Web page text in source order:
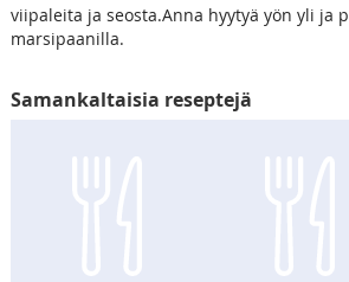
viipaleita ja seosta.Anna hyytyä yön yli ja
marsipaanilla.
Samankaltaisia reseptejä